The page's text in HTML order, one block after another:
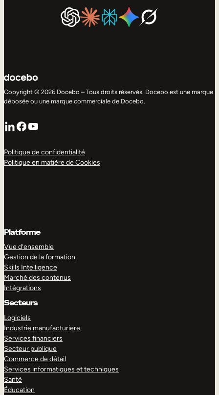
Copyright © 2026 Docebo – Tous droits réservés. Docebo est une marque
déposée ou une marque commerciale de Docebo.
LinkedIn
Facebook
YouTube
Politique de confidentialité
Politique en matière de Cookies
Platforme
Vue d’ensemble
Gestion de la formation
Skills Intelligence
Marché des contenus
Intégrations
Secteurs
Logiciels
Industrie manufacturiere
Services financiers
Secteur publique
Commerce de détail
Services informatiques et techniques
Santé
Éducation